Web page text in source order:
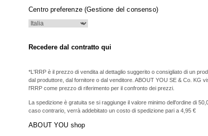
Centro preferenze (Gestione del consenso)
Recedere dal contratto qui
*L'RRP è il prezzo di vendita al dettaglio suggerito o consigliato di un
dal produttore, dal fornitore o dal venditore. ABOUT YOU SE & Co. KG
l'RRP come prezzo di riferimento per il confronto dei prezzi.
La spedizione è gratuita se si raggiunge il valore minimo dell'ordine di
caso contrario, verrà addebitato un costo di spedizione pari a 4,95 €
ABOUT YOU shop